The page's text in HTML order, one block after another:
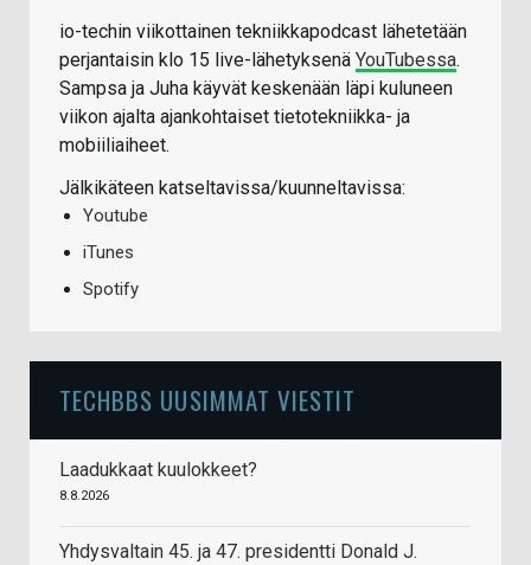
io-techin viikottainen tekniikkapodcast lähetetään
perjantaisin klo 15 live-lähetyksenä YouTubessa.
Sampsa ja Juha käyvät keskenään läpi kuluneen
viikon ajalta ajankohtaiset tietotekniikka- ja
mobiiliaiheet.
Jälkikäteen katseltavissa/kuunneltavissa:
Youtube
iTunes
Spotify
TECHBBS UUSIMMAT VIESTIT
Laadukkaat kuulokkeet?
8.8.2026
Yhdysvaltain 45. ja 47. presidentti Donald J.